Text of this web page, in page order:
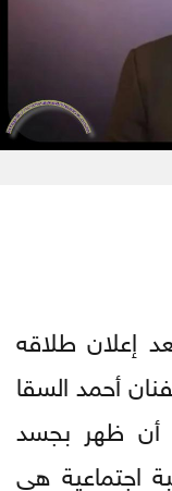
إعلان طلاقه
أحمد السقا
أن ظهر بجسد
اجتماعية هي